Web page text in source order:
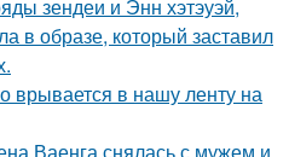
зендеи и Энн хэтэуэй,
в образе, который заставил
врывается в нашу ленту на